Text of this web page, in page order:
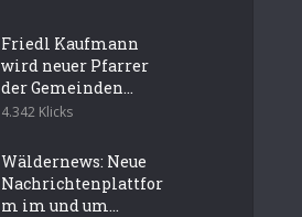
Friedl Kaufmann
wird neuer Pfarrer
der Gemeinden...
4.342 Klicks
Wäldernews: Neue
Nachrichtenplattfor
m im und um...